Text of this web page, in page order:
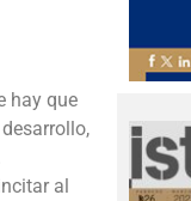
hay que
al